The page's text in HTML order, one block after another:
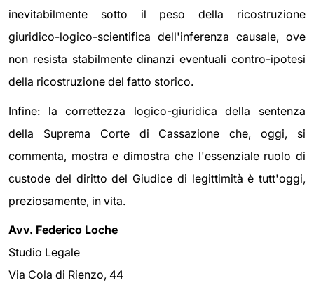
inevitabilmente sotto il peso della ricostruzione
giuridico-logico-scientifica dell'inferenza causale, ove
non resista stabilmente dinanzi eventuali contro-ipotesi
della ricostruzione del fatto storico.
Infine: la correttezza logico-giuridica della sentenza
della Suprema Corte di Cassazione che, oggi, si
commenta, mostra e dimostra che l'essenziale ruolo di
custode del diritto del Giudice di legittimità è tutt'oggi,
preziosamente, in vita.
Avv. Federico Loche
Studio Legale
Via Cola di Rienzo, 44